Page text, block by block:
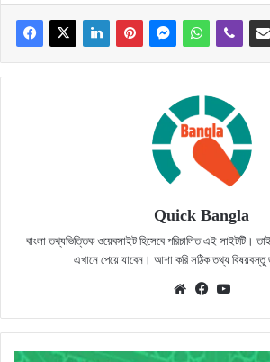
Quick Bangla
বাংলা তথ্যভিত্তিক ওয়েবসাইট হিসেবে পরিচালিত এই সাইটটি।
এখানে পেয়ে যাবেন। আশা করি সঠিক তথ্য বিষয়বস্তু
WebsiteFacebook